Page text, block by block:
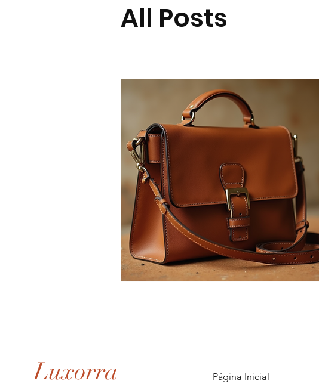
All Posts
Luxorra Página Inicial